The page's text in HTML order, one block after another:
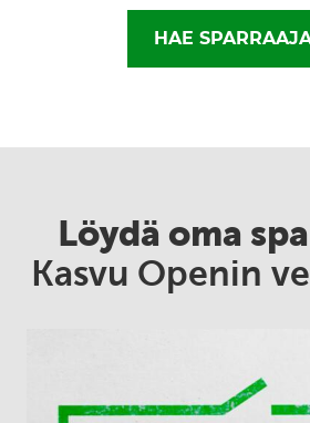
HAE
Löydä oma
Kasvu Openin